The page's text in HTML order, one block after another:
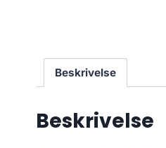
Beskrivelse
Beskrivelse